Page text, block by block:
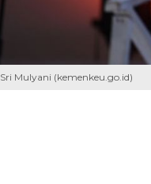
Sri Mulyani (kemenkeu.go.id)